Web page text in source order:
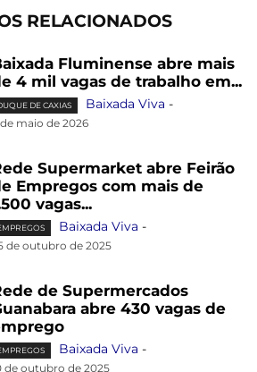
RELACIONADOS
Fluminense abre mais
4 mil vagas de trabalho em...
DE CAXIAS Baixada Viva -
maio de 2026
Supermarket abre Feirão
Empregos com mais de
vagas...
Baixada Viva -
de outubro de 2025
de Supermercados
abre 430 vagas de
Baixada Viva -
de outubro de 2025